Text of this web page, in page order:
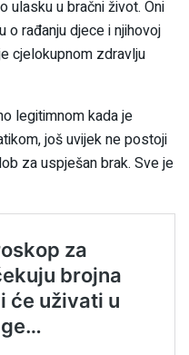
ulasku u bračni život. Oni
rađanju djece i njihovoj
cjelokupnom zdravlju
legitimnom kada je
još uvijek ne postoji
za uspješan brak. Sve je